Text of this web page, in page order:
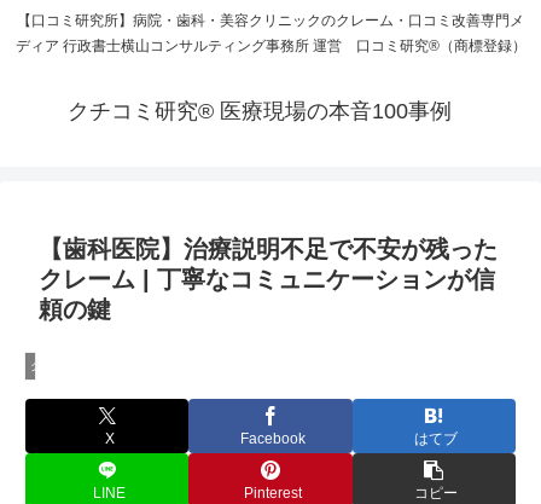
【口コミ研究所】病院・歯科・美容クリニックのクレーム・口コミ改善専門メ
ディア 行政書士横山コンサルティング事務所 運営 口コミ研究®（商標登録）
クチコミ研究® 医療現場の本音100事例
【歯科医院】治療説明不足で不安が残った
クレーム | 丁寧なコミュニケーションが信
頼の鍵
クチコミ研究®
X Facebook はてブ
LINE Pinterest コピー